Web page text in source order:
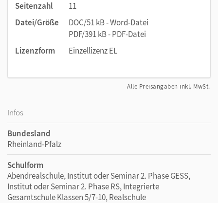
Seitenzahl
11
Datei/Größe
DOC/51 kB - Word-Datei
PDF/391 kB - PDF-Datei
Lizenzform
Einzellizenz EL
Alle Preisangaben inkl. MwSt.
Infos
Bundesland
Rheinland-Pfalz
Schulform
Abendrealschule, Institut oder Seminar 2. Phase GESS,
Institut oder Seminar 2. Phase RS, Integrierte
Gesamtschule Klassen 5/7-10, Realschule